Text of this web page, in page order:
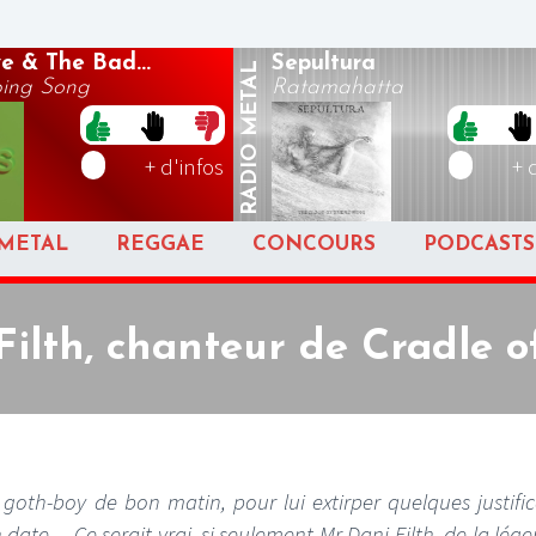
& The Bad...
Song
+ d'infos RADIO
METAL Sepultura
Ratamahatta
+
REGGAE CONCOURS PODCASTS
chanteur de Cradle
boy de bon matin, pour lui extirper quelques